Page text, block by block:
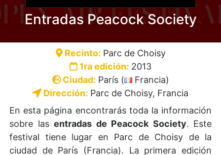
Entradas Peacock Society
Recinto: Parc de Choisy
1ra edición: 2013
Ciudad: París (
Francia)
Dirección: Parc de Choisy, Francia
En esta página encontrarás toda la información
sobre las entradas de Peacock Society. Este
festival tiene lugar en Parc de Choisy de la
ciudad de París (Francia). La primera edición